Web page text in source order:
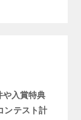
や入賞特典
ンテスト計